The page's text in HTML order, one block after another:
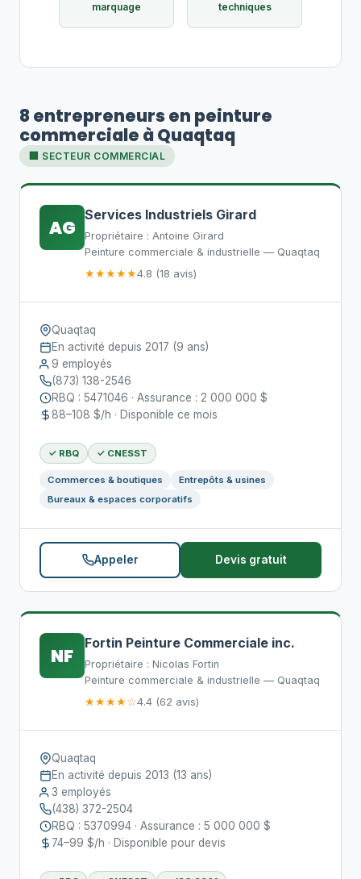
marquage
techniques
8 entrepreneurs en peinture
commerciale à Quaqtaq
🏢 SECTEUR COMMERCIAL
AG
Services Industriels Girard
Propriétaire : Antoine Girard
Peinture commerciale & industrielle — Quaqtaq
★★★★★4.8 (18 avis)
Quaqtaq
En activité depuis 2017 (9 ans)
9 employés
(873) 138-2546
RBQ : 5471046 · Assurance : 2 000 000 $
88–108 $/h · Disponible ce mois
✓ RBQ ✓ CNESST
Commerces & boutiques
Entrepôts & usines
Bureaux & espaces corporatifs
Appeler Devis gratuit
NF
Fortin Peinture Commerciale inc.
Propriétaire : Nicolas Fortin
Peinture commerciale & industrielle — Quaqtaq
★★★★☆4.4 (62 avis)
Quaqtaq
En activité depuis 2013 (13 ans)
3 employés
(438) 372-2504
RBQ : 5370994 · Assurance : 5 000 000 $
74–99 $/h · Disponible pour devis